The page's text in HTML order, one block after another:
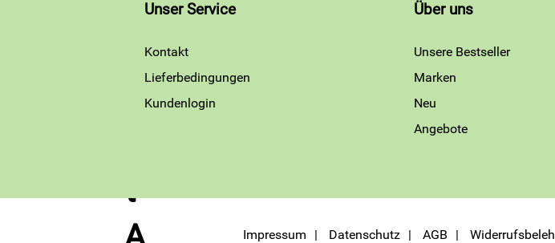
Unser Service
Kontakt
Lieferbedingungen
Kundenlogin
Über uns
Unsere Bestseller
Marken
Neu
Angebote
Impressum Datenschutz AGB